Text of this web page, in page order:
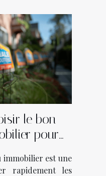
le bon
pour
immobilier est une
rapidement les